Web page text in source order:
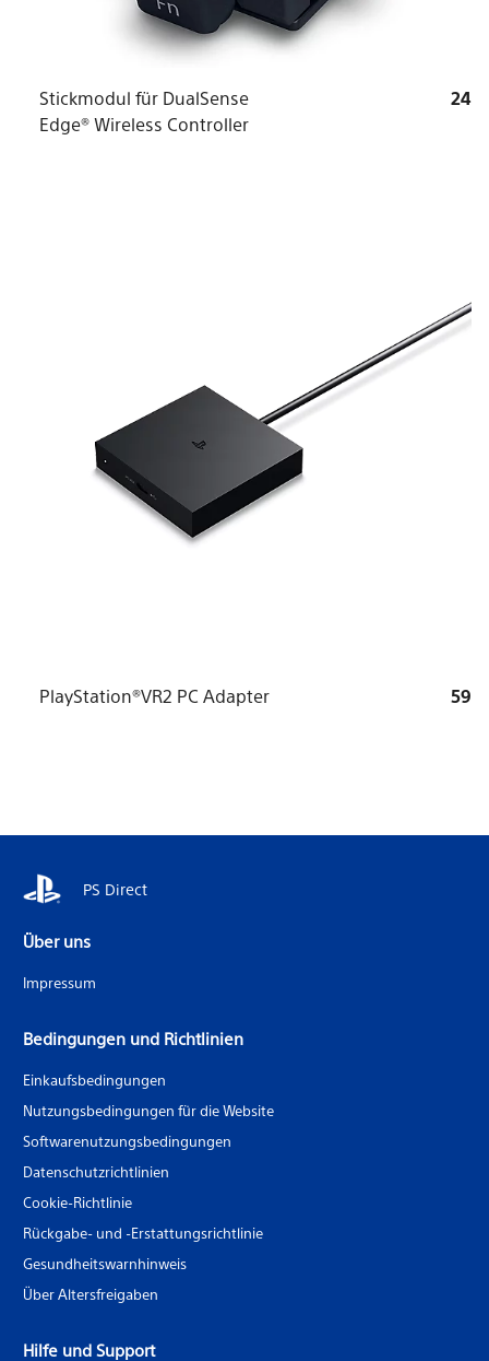
Stickmodul für DualSense
Edge® Wireless Controller
24
PlayStation®VR2 PC Adapter 59
PS Direct
Über uns
Impressum
Bedingungen und Richtlinien
Einkaufsbedingungen
Nutzungsbedingungen für die Website
Softwarenutzungsbedingungen
Datenschutzrichtlinien
Cookie-Richtlinie
Rückgabe- und -Erstattungsrichtlinie
Gesundheitswarnhinweis
Über Altersfreigaben
Hilfe und Support